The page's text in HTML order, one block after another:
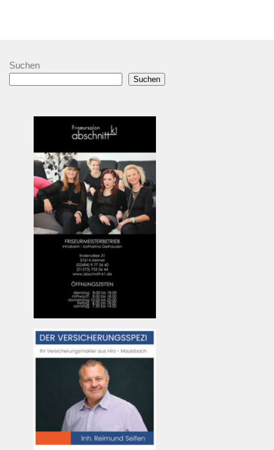
Suchen
Suchen